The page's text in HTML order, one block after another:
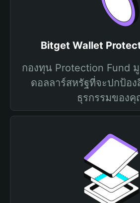
Bitget Wallet
กองทุน Protection Fund
ดอลลาร์สหรัฐที่จะปกป้อ
ธุรกรรมของ